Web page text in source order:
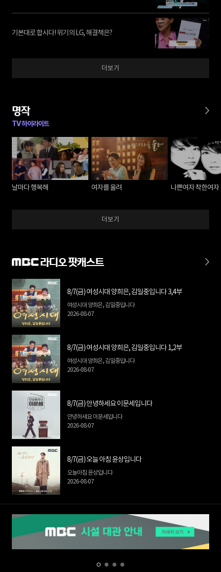
기본대로 합시다! 위기의 LG, 해결책은?
더보기
명작
TV 하이라이트
날마다 행복해 여자를 울려 나쁜여자 착한여자
더보기
라디오 팟캐스트
8/7(금) 여성시대 양희은, 김일중입니다 3,4부
여성시대 양희은, 김일중입니다
2026-08-07
8/7(금) 여성시대 양희은, 김일중입니다 1,2부
여성시대 양희은, 김일중입니다
2026-08-07
8/7(금) 안녕하세요 이문세입니다
안녕하세요 이문세입니다
2026-08-07
8/7(금) 오늘 아침 윤상입니다
오늘아침 윤상입니다
2026-08-07